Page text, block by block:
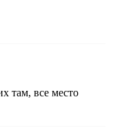
там, все место